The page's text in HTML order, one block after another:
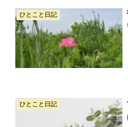
ひとこと日記
ひとこと日記